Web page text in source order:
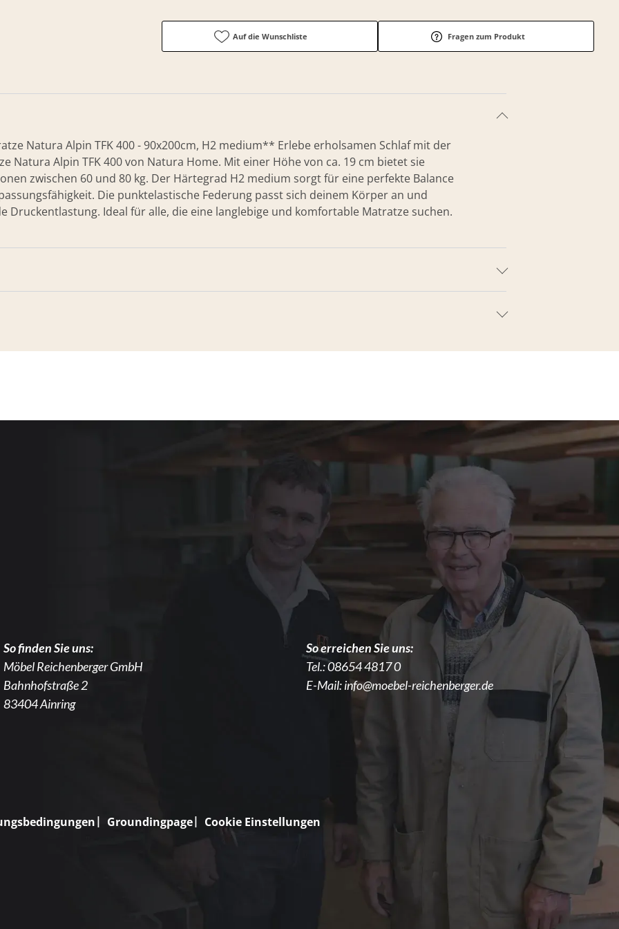
Auf die Wunschliste Fragen zum Produkt
Natura Alpin TFK 400 - 90x200cm, H2 medium** Erlebe erholsamen Schlaf mit der
Natura Alpin TFK 400 von Natura Home. Mit einer Höhe von ca. 19 cm bietet sie
zwischen 60 und 80 kg. Der Härtegrad H2 medium sorgt für eine perfekte Balance
Die punktelastische Federung passt sich deinem Körper an und
Druckentlastung. Ideal für alle, die eine langlebige und komfortable Matratze suchen.
So finden Sie uns:
Möbel Reichenberger GmbH
Bahnhofstraße 2
83404 Ainring
So erreichen Sie uns:
Tel.:08654 4817 0
E-Mail:info@moebel-reichenberger.de
Groundingpage Cookie Einstellungen